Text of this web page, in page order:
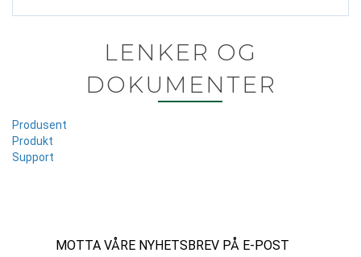
LENKER OG
DOKUMENTER
Produsent
Produkt
Support
MOTTA VÅRE NYHETSBREV PÅ E-POST